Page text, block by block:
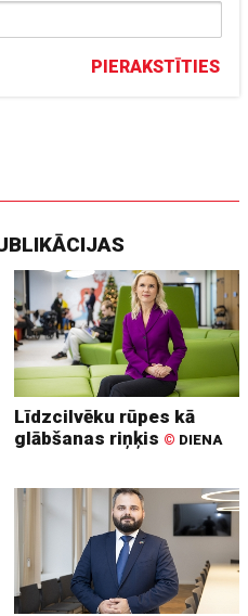
PIERAKSTĪTIES
Līdzcilvēku rūpes kā
glābšanas riņķis © DIENA